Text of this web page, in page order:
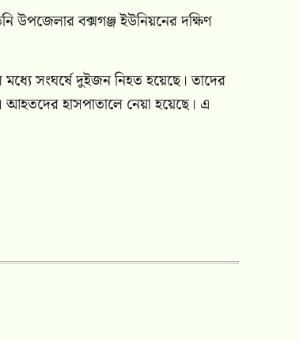
বক্সগঞ্জ ইউনিয়নের দক্ষিণ
সংঘর্ষে দুইজন নিহত হয়েছে। তাদের
আহতদের হাসপাতালে নেয়া হয়েছে। এ